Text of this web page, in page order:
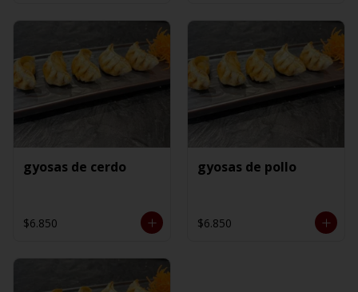
gyosas de cerdo
$6.850
gyosas de pollo
$6.850